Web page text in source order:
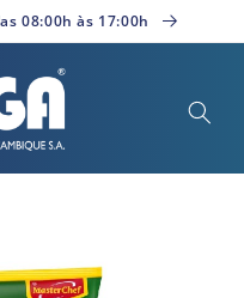
08:00h às 17:00h